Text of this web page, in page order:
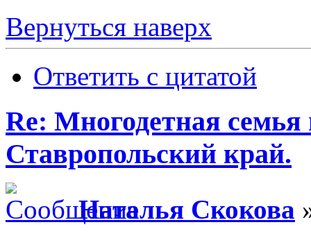
Вернуться наверх
Ответить с цитатой
Re: Многодетная
Ставропольский край.
Наталья Скокова